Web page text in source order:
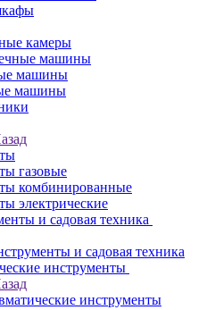
камеры
машины
машины
машины
газовые
комбинированные
электрические
и садовая техника
и садовая техника
инструменты
инструменты